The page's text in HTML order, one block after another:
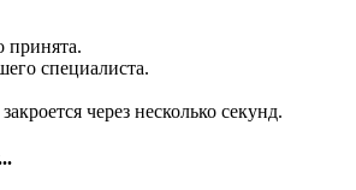
принята.
специалиста.
через несколько секунд.